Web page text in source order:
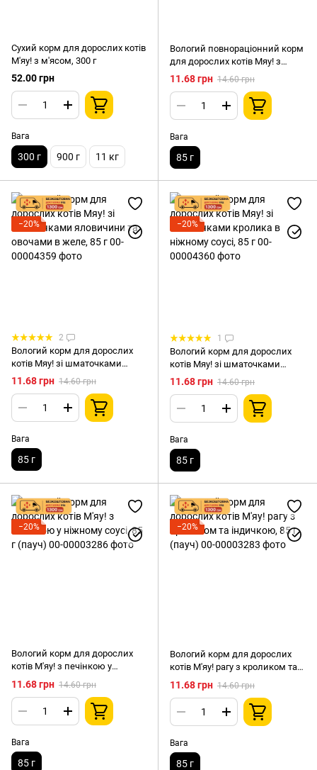
Сухий корм для дорослих котів
М'яу! з м'ясом, 300 г
52.00 грн
Вага
300 г 900 г 11 кг
Вологий повнораціонний корм
для дорослих котів Мяу! з
куркою у ніжному соусі, 85 г
11.68 грн 14.60 грн
Вага
85 г
−20%
2
Вологий корм для дорослих
котів Мяу! зі шматочками
яловичини та овочами в желе,
11.68 грн 14.60 грн
Вага
85 г
−20%
1
Вологий корм для дорослих
котів Мяу! зі шматочками
кролика в ніжному соусі, 85 г
11.68 грн 14.60 грн
Вага
85 г
−20%
Вологий корм для дорослих
котів М'яу! з печінкою у
ніжному соусі, 85 г (пауч)
11.68 грн 14.60 грн
Вага
85 г
−20%
Вологий корм для дорослих
котів М'яу! рагу з кроликом та
індичкою, 85 г (пауч)
11.68 грн 14.60 грн
Вага
85 г